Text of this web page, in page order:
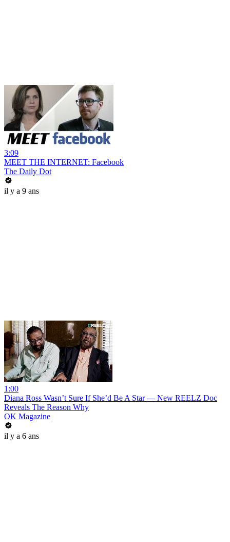
3:09
MEET THE INTERNET: Facebook
The Daily Dot
il y a 9 ans
1:00
Diana Ross Wasn’t Sure If She’d Be A Star — New REELZ Doc
Reveals The Reason Why
OK Magazine
il y a 6 ans